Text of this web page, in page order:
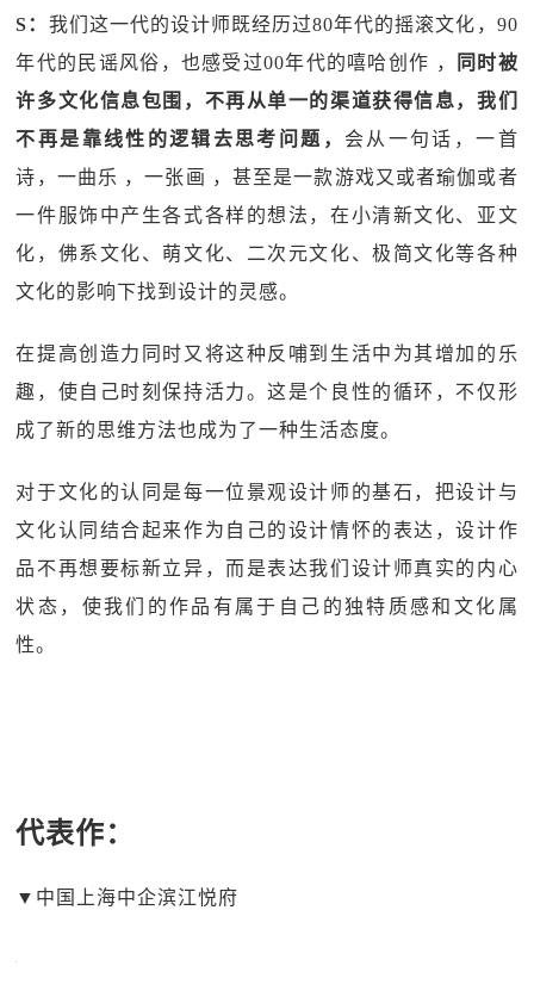
S： 我们这一代的设计师既经历过80年代的摇滚文化，90
年代的民谣风俗，也感受过00年代的嘻哈创作 ，
同时被
许多文化信息包围，不再从单一的渠道获得信息，我们
不再是靠线性的逻辑去思考问题， 会从一句话，一首
诗，一曲乐 ，一张画 ，甚至是一款游戏又或者瑜伽或者
一件服饰中产生各式各样的想法，在小清新文化、亚文
化，佛系文化、萌文化、二次元文化、极简文化等各种
文化的影响下找到设计的灵感。
在提高创造力同时又将这种反哺到生活中为其增加的乐
趣，使自己时刻保持活力。这是个良性的循环，不仅形
成了新的思维方法也成为了一种生活态度。
对于文化的认同是每一位景观设计师的基石，把设计与
文化认同结合起来作为自己的设计情怀的表达，设计作
品不再想要标新立异，而是表达我们设计师真实的内心
状态，使我们的作品有属于自己的独特质感和文化属
性。
代表作：
▼中国上海中企滨江悦府